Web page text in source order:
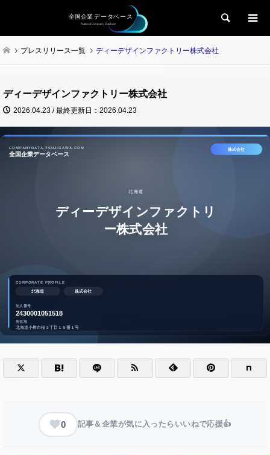
検索
プレスリリース一覧 ディーデザインファクトリー株式会社
ディーデザインファクトリー株式会社
2026.04.23 / 最終更新日：2026.04.23
0 記事＆企業が気に入ったらいいねで応援👍